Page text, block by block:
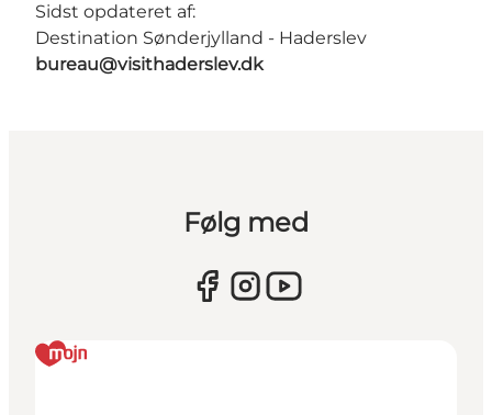
Sidst opdateret af:
Destination Sønderjylland - Haderslev
bureau@visithaderslev.dk
Følg med